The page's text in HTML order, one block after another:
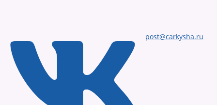
post@carkysha.ru